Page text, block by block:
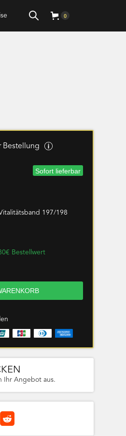
0
Bestellung
Sofort lieferbar
197/198
Bestellwert
Ihr Angebot aus.